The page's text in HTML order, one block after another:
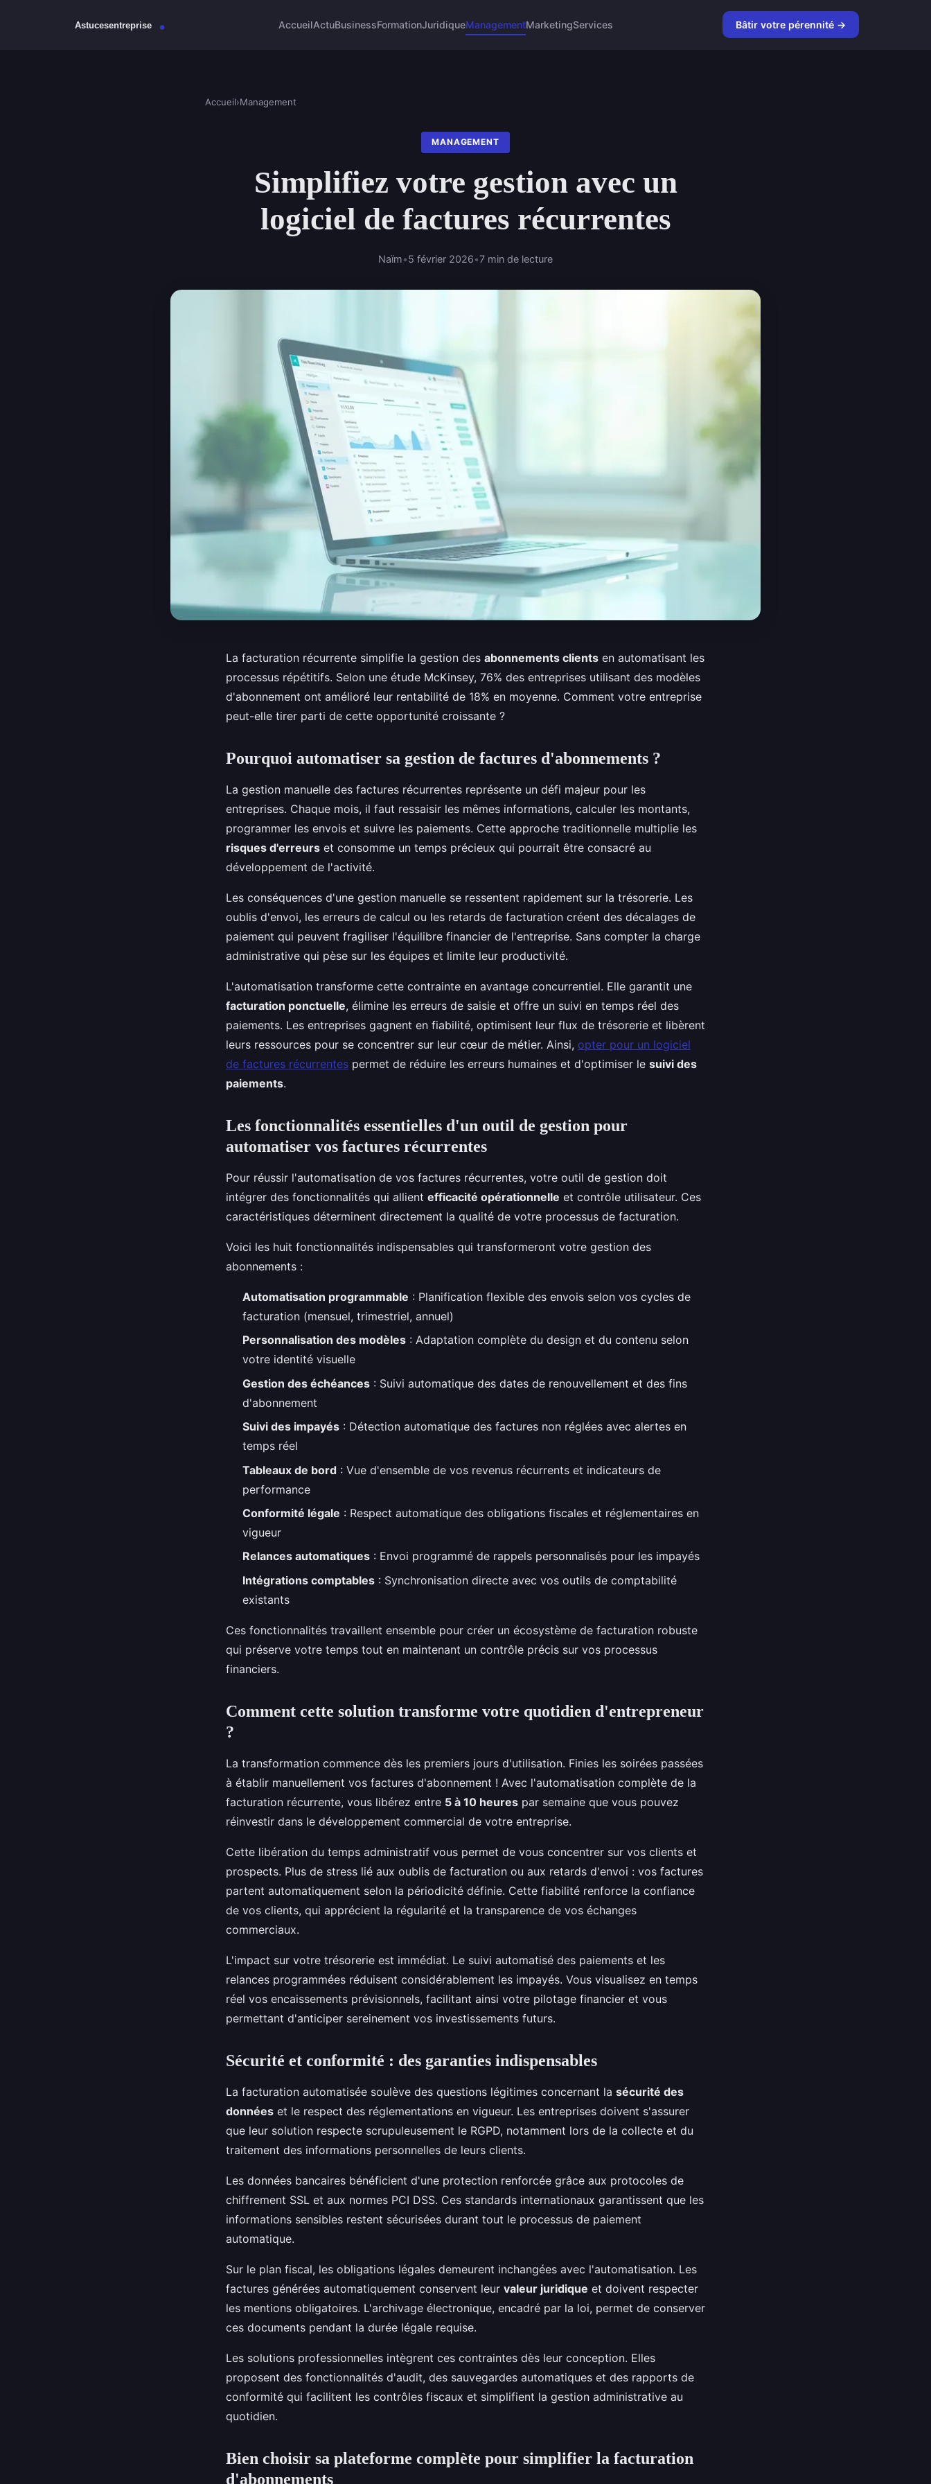
AccueilActuBusinessFormationJuridiqueManagementMarketingServices Bâtir votre pérennité →
Accueil›Management
MANAGEMENT
Simplifiez votre gestion avec un
logiciel de factures récurrentes
Naïm•5 février 2026•7 min de lecture
La facturation récurrente simplifie la gestion des abonnements clients en automatisant les
processus répétitifs. Selon une étude McKinsey, 76% des entreprises utilisant des modèles
d'abonnement ont amélioré leur rentabilité de 18% en moyenne. Comment votre entreprise
peut-elle tirer parti de cette opportunité croissante ?
Pourquoi automatiser sa gestion de factures d'abonnements ?
La gestion manuelle des factures récurrentes représente un défi majeur pour les
entreprises. Chaque mois, il faut ressaisir les mêmes informations, calculer les montants,
programmer les envois et suivre les paiements. Cette approche traditionnelle multiplie les
risques d'erreurs et consomme un temps précieux qui pourrait être consacré au
développement de l'activité.
Les conséquences d'une gestion manuelle se ressentent rapidement sur la trésorerie. Les
oublis d'envoi, les erreurs de calcul ou les retards de facturation créent des décalages de
paiement qui peuvent fragiliser l'équilibre financier de l'entreprise. Sans compter la charge
administrative qui pèse sur les équipes et limite leur productivité.
L'automatisation transforme cette contrainte en avantage concurrentiel. Elle garantit une
facturation ponctuelle, élimine les erreurs de saisie et offre un suivi en temps réel des
paiements. Les entreprises gagnent en fiabilité, optimisent leur flux de trésorerie et libèrent
leurs ressources pour se concentrer sur leur cœur de métier. Ainsi, opter pour un logiciel
de factures récurrentes permet de réduire les erreurs humaines et d'optimiser le suivi des
paiements.
Les fonctionnalités essentielles d'un outil de gestion pour
automatiser vos factures récurrentes
Pour réussir l'automatisation de vos factures récurrentes, votre outil de gestion doit
intégrer des fonctionnalités qui allient efficacité opérationnelle et contrôle utilisateur. Ces
caractéristiques déterminent directement la qualité de votre processus de facturation.
Voici les huit fonctionnalités indispensables qui transformeront votre gestion des
abonnements :
Automatisation programmable : Planification flexible des envois selon vos cycles de
facturation (mensuel, trimestriel, annuel)
Personnalisation des modèles : Adaptation complète du design et du contenu selon
votre identité visuelle
Gestion des échéances : Suivi automatique des dates de renouvellement et des fins
d'abonnement
Suivi des impayés : Détection automatique des factures non réglées avec alertes en
temps réel
Tableaux de bord : Vue d'ensemble de vos revenus récurrents et indicateurs de
performance
Conformité légale : Respect automatique des obligations fiscales et réglementaires en
vigueur
Relances automatiques : Envoi programmé de rappels personnalisés pour les impayés
Intégrations comptables : Synchronisation directe avec vos outils de comptabilité
existants
Ces fonctionnalités travaillent ensemble pour créer un écosystème de facturation robuste
qui préserve votre temps tout en maintenant un contrôle précis sur vos processus
financiers.
Comment cette solution transforme votre quotidien d'entrepreneur
?
La transformation commence dès les premiers jours d'utilisation. Finies les soirées passées
à établir manuellement vos factures d'abonnement ! Avec l'automatisation complète de la
facturation récurrente, vous libérez entre 5 à 10 heures par semaine que vous pouvez
réinvestir dans le développement commercial de votre entreprise.
Cette libération du temps administratif vous permet de vous concentrer sur vos clients et
prospects. Plus de stress lié aux oublis de facturation ou aux retards d'envoi : vos factures
partent automatiquement selon la périodicité définie. Cette fiabilité renforce la confiance
de vos clients, qui apprécient la régularité et la transparence de vos échanges
commerciaux.
L'impact sur votre trésorerie est immédiat. Le suivi automatisé des paiements et les
relances programmées réduisent considérablement les impayés. Vous visualisez en temps
réel vos encaissements prévisionnels, facilitant ainsi votre pilotage financier et vous
permettant d'anticiper sereinement vos investissements futurs.
Sécurité et conformité : des garanties indispensables
La facturation automatisée soulève des questions légitimes concernant la sécurité des
données et le respect des réglementations en vigueur. Les entreprises doivent s'assurer
que leur solution respecte scrupuleusement le RGPD, notamment lors de la collecte et du
traitement des informations personnelles de leurs clients.
Les données bancaires bénéficient d'une protection renforcée grâce aux protocoles de
chiffrement SSL et aux normes PCI DSS. Ces standards internationaux garantissent que les
informations sensibles restent sécurisées durant tout le processus de paiement
automatique.
Sur le plan fiscal, les obligations légales demeurent inchangées avec l'automatisation. Les
factures générées automatiquement conservent leur valeur juridique et doivent respecter
les mentions obligatoires. L'archivage électronique, encadré par la loi, permet de conserver
ces documents pendant la durée légale requise.
Les solutions professionnelles intègrent ces contraintes dès leur conception. Elles
proposent des fonctionnalités d'audit, des sauvegardes automatiques et des rapports de
conformité qui facilitent les contrôles fiscaux et simplifient la gestion administrative au
quotidien.
Bien choisir sa plateforme complète pour simplifier la facturation
d'abonnements